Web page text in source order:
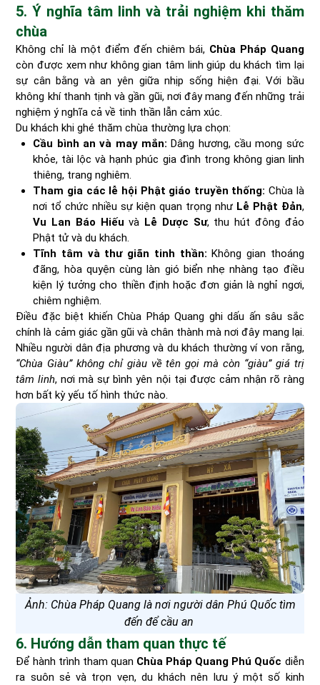
5. Ý nghĩa tâm linh và trải nghiệm khi thăm
chùa
Không chỉ là một điểm đến chiêm bái, Chùa Pháp Quang
còn được xem như không gian tâm linh giúp du khách tìm lại
sự cân bằng và an yên giữa nhịp sống hiện đại. Với bầu
không khí thanh tịnh và gần gũi, nơi đây mang đến những trải
nghiệm ý nghĩa cả về tinh thần lẫn cảm xúc.
Du khách khi ghé thăm chùa thường lựa chọn:
Cầu bình an và may mắn:Dâng hương, cầu mong sức
khỏe, tài lộc và hạnh phúc gia đình trong không gian linh
thiêng, trang nghiêm.
Tham gia các lễ hội Phật giáo truyền thống: Chùa là
nơi tổ chức nhiều sự kiện quan trọng như Lễ Phật Đản,
Vu Lan Báo Hiếu và Lễ Dược Sư, thu hút đông đảo
Phật tử và du khách.
Tĩnh tâm và thư giãn tinh thần:Không gian thoáng
đãng, hòa quyện cùng làn gió biển nhẹ nhàng tạo điều
kiện lý tưởng cho thiền định hoặc đơn giản là nghỉ ngơi,
chiêm nghiệm.
Điều đặc biệt khiến Chùa Pháp Quang ghi dấu ấn sâu sắc
chính là cảm giác gần gũi và chân thành mà nơi đây mang lại.
Nhiều người dân địa phương và du khách thường ví von rằng,
“Chùa Giàu” không chỉ giàu về tên gọi mà còn “giàu” giá trị
tâm linh, nơi mà sự bình yên nội tại được cảm nhận rõ ràng
hơn bất kỳ yếu tố hình thức nào.
Ảnh: Chùa Pháp Quang là nơi người dân Phú Quốc tìm
đến để cầu an
6. Hướng dẫn tham quan thực tế
Để hành trình tham quan Chùa Pháp Quang Phú Quốc diễn
ra suôn sẻ và trọn vẹn, du khách nên lưu ý một số kinh